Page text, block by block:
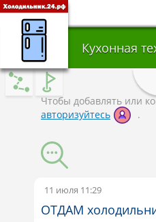
Кухонная
Чтобы добавлять или
авторизуйтесь
.
11 июля 11:29
ОТДАМ